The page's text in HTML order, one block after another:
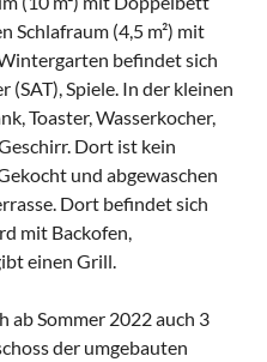
Schlafraum (4,5 m²) mit
befindet sich
(SAT), Spiele. In der kleinen
Toaster, Wasserkocher,
Dort ist kein
und abgewaschen
Dort befindet sich
mit Backofen,
einen Grill.
ab Sommer 2022 auch 3
der umgebauten